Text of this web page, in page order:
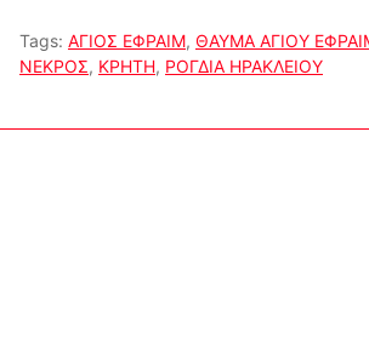
Tags: ΑΓΙΟΣ ΕΦΡΑΙΜ, ΘΑΥΜΑ ΑΓΙΟΥ
ΝΕΚΡΟΣ, ΚΡΗΤΗ, ΡΟΓΔΙΑ ΗΡΑΚΛΕΙΟΥ